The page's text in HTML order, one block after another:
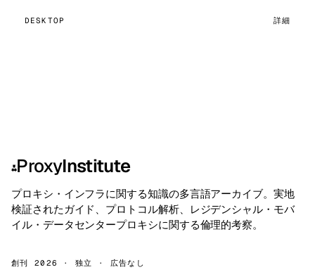
DESKTOP 詳細
⁂ProxyInstitute
プロキシ・インフラに関する知識の多言語アーカイブ。実地
検証されたガイド、プロトコル解析、レジデンシャル・モバ
イル・データセンタープロキシに関する倫理的考察。
創刊 2026 · 独立 · 広告なし